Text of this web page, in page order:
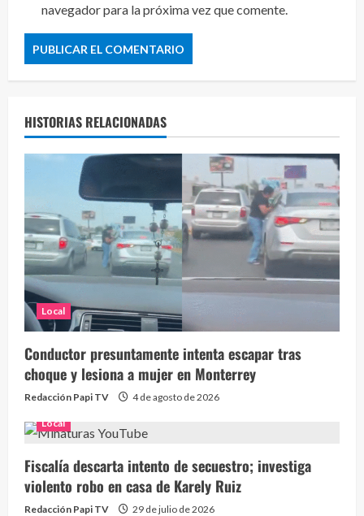
navegador para la próxima vez que comente.
HISTORIAS RELACIONADAS
Local
Conductor presuntamente intenta escapar tras
choque y lesiona a mujer en Monterrey
Redacción Papi TV 4 de agosto de 2026
Local
Fiscalía descarta intento de secuestro; investiga
violento robo en casa de Karely Ruiz
Redacción Papi TV 29 de julio de 2026